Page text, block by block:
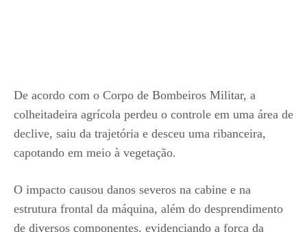
De acordo com o Corpo de Bombeiros Militar, a
colheitadeira agrícola perdeu o controle em uma área de
declive, saiu da trajetória e desceu uma ribanceira,
capotando em meio à vegetação.
O impacto causou danos severos na cabine e na
estrutura frontal da máquina, além do desprendimento
de diversos componentes, evidenciando a força da